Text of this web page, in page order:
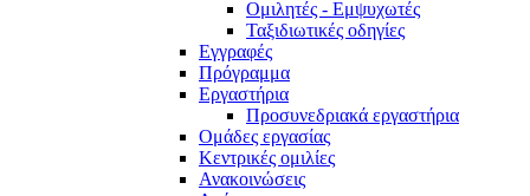
Ομιλητές - Εμψυχωτές
Ταξιδιωτικές οδηγίες
Εγγραφές
Πρόγραμμα
Εργαστήρια
Προσυνεδριακά εργαστήρια
Ομάδες εργασίας
Κεντρικές ομιλίες
Ανακοινώσεις